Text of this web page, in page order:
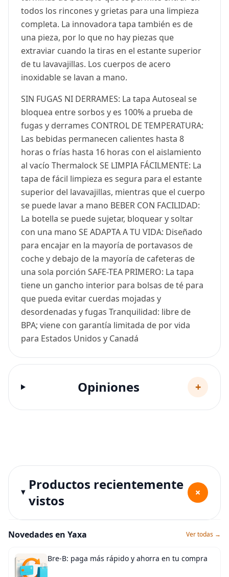
todos los rincones y grietas para una limpieza
completa. La innovadora tapa también es de
una pieza, por lo que no hay piezas que
extraviar cuando la tiras en el estante superior
de tu lavavajillas. Los cuerpos de acero
inoxidable se lavan a mano.
SIN FUGAS NI DERRAMES: La tapa Autoseal se
bloquea entre sorbos y es 100% a prueba de
fugas y derrames CONTROL DE TEMPERATURA:
Las bebidas permanecen calientes hasta 8
horas o frías hasta 16 horas con el aislamiento
al vacío Thermalock SE LIMPIA FÁCILMENTE: La
tapa de fácil limpieza es segura para el estante
superior del lavavajillas, mientras que el cuerpo
se puede lavar a mano BEBER CON FACILIDAD:
La botella se puede sujetar, bloquear y soltar
con una mano SE ADAPTA A TU VIDA: Diseñado
para encajar en la mayoría de portavasos de
coche y debajo de la mayoría de cafeteras de
una sola porción SAFE-TEA PRIMERO: La tapa
tiene un gancho interior para bolsas de té para
que pueda evitar cuerdas mojadas y
desordenadas y fugas Tranquilidad: libre de
BPA; viene con garantía limitada de por vida
para Estados Unidos y Canadá
Opiniones +
Productos recientemente
vistos
+
Novedades en Yaxa Ver todas →
Bre-B: paga más rápido y ahorra en tu compra